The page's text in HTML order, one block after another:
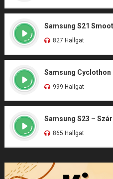
Samsung S21
827 Hallgat
Samsung Cyclothon
999 Hallgat
Samsung S23 –
865 Hallgat